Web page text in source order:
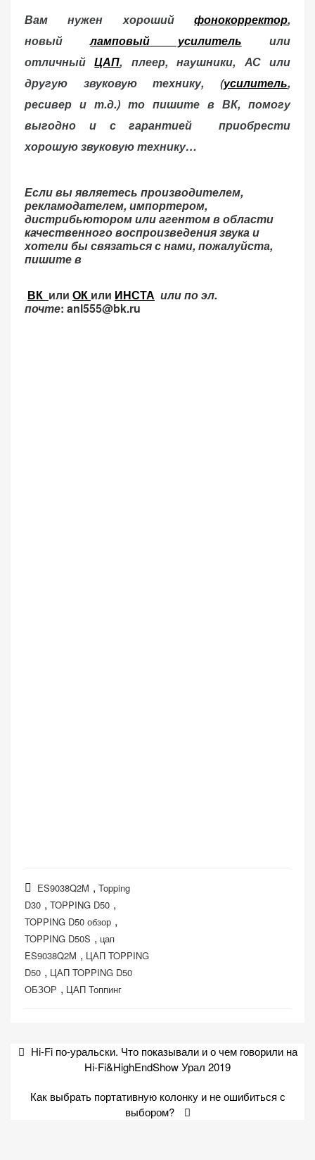
Вам нужен хороший фонокорректор,
новыйламповый усилитель или
отличныйЦАП, плеер, наушники, АС или
другую звуковую технику, (усилитель,
ресивер и т.д.) то пишите в ВК, помогу
выгодно и с гарантией приобрести
хорошую звуковую технику…
Если вы являетесь производителем,
рекламодателем, импортером,
дистрибьютором или агентом в области
качественного воспроизведения звука и
хотели бы связаться с нами, пожалуйста,
пишите в
ВК или ОК или ИНСТА или по эл.
почте: anl555@bk.ru
ES9038Q2M , Topping
D30 , TOPPING D50 ,
TOPPING D50 обзор ,
TOPPING D50S , цап
ES9038Q2M , ЦАП TOPPING
D50 , ЦАП TOPPING D50
ОБЗОР , ЦАП Топпинг
Навигация
записям
Hi-Fi по-уральски. Что показывали и о чем говорили на
Hi-Fi&HighEndShow Урал 2019
Как выбрать портативную колонку и не ошибиться с
выбором?